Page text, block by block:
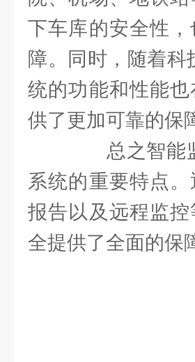
下车库的安全性
障。同时，随着
统的功能和性能
供了更加可靠的保
总之智能监
系统的重要特点
报告以及远程监
全提供了全面的保